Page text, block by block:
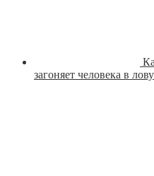
загоняет человека в